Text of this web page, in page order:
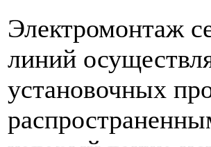
Электромонтаж
линий
установочных